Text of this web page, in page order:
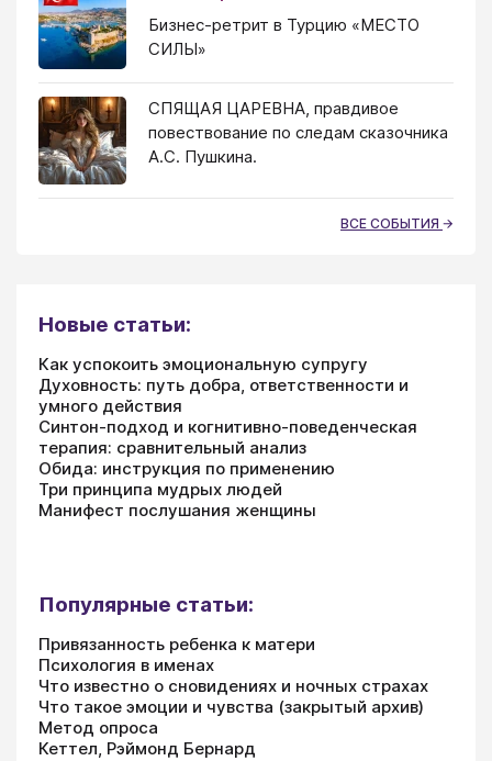
Бизнес-ретрит в Турцию «МЕСТО
СИЛЫ»
СПЯЩАЯ ЦАРЕВНА, правдивое
повествование по следам сказочника
А.С. Пушкина.
ВСЕ СОБЫТИЯ
Новые статьи:
Как успокоить эмоциональную супругу
Духовность: путь добра, ответственности и
умного действия
Синтон-подход и когнитивно-поведенческая
терапия: сравнительный анализ
Обида: инструкция по применению
Три принципа мудрых людей
Манифест послушания женщины
Популярные статьи:
Привязанность ребенка к матери
Психология в именах
Что известно о сновидениях и ночных страхах
Что такое эмоции и чувства (закрытый архив)
Метод опроса
Кеттел, Рэймонд Бернард